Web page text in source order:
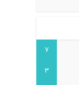
7
3